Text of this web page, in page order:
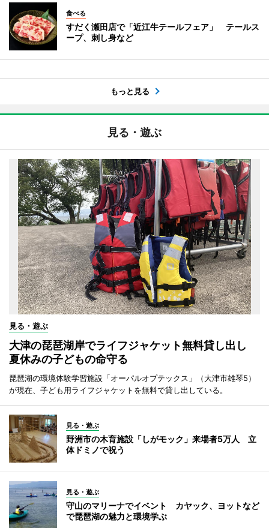
食べる
すだく瀬田店で「近江牛テールフェア」 テールス
ープ、刺し身など
もっと見る
見る・遊ぶ
見る・遊ぶ
大津の琵琶湖岸でライフジャケット無料貸し出し
夏休みの子どもの命守る
琵琶湖の環境体験学習施設「オーパルオプテックス」（大津市雄琴5）
が現在、子ども用ライフジャケットを無料で貸し出している。
見る・遊ぶ
野洲市の木育施設「しがモック」来場者5万人 立
体ドミノで祝う
見る・遊ぶ
守山のマリーナでイベント カヤック、ヨットなど
で琵琶湖の魅力と環境学ぶ